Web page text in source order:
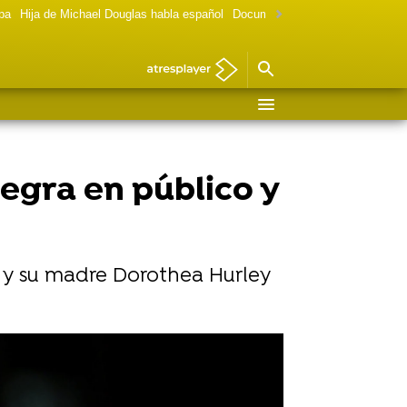
Hija de Michael Douglas habla español Documental Las chicas Gilmore
en público y
su madre Dorothea Hurley